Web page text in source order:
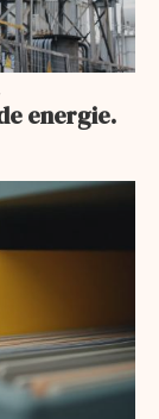
energie.